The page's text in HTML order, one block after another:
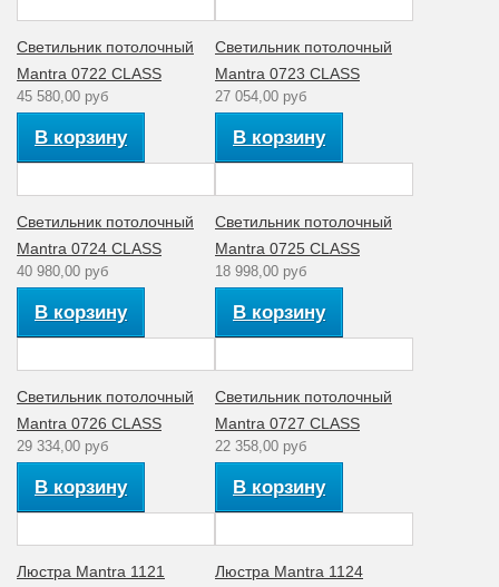
Коллекция CLASS
Светильник потолочный
Mantra 0722 CLASS
45 580,00 руб
В корзину
Светильник потолочный
Mantra 0723 CLASS
27 054,00 руб
В корзину
Светильник потолочный
Mantra 0724 CLASS
40 980,00 руб
В корзину
Светильник потолочный
Mantra 0725 CLASS
18 998,00 руб
В корзину
Светильник потолочный
Mantra 0726 CLASS
29 334,00 руб
В корзину
Светильник потолочный
Mantra 0727 CLASS
22 358,00 руб
В корзину
Люстра Mantra 1121
Люстра Mantra 1124